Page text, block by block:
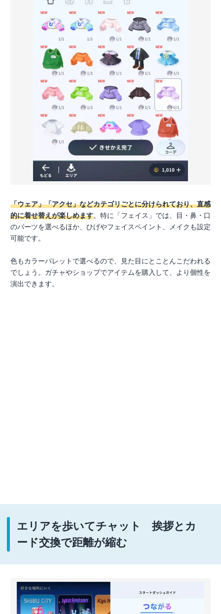
「ウェア」「アクセ」などカテゴリごとに分けられており、直感
的に着せ替えが楽しめます。特に「フェイス」では、目・鼻・口
のパーツを選べるほか、ひげやフェイスペイント、メイクも設定
可能です。
色もカラーパレットで選べるので、見た目にとことんこだわれる
でしょう。ガチャやショップでアイテムを購入して、より個性を
演出できます。
エリアを歩いてチャット 挨拶とカ
ード交換で距離が縮む